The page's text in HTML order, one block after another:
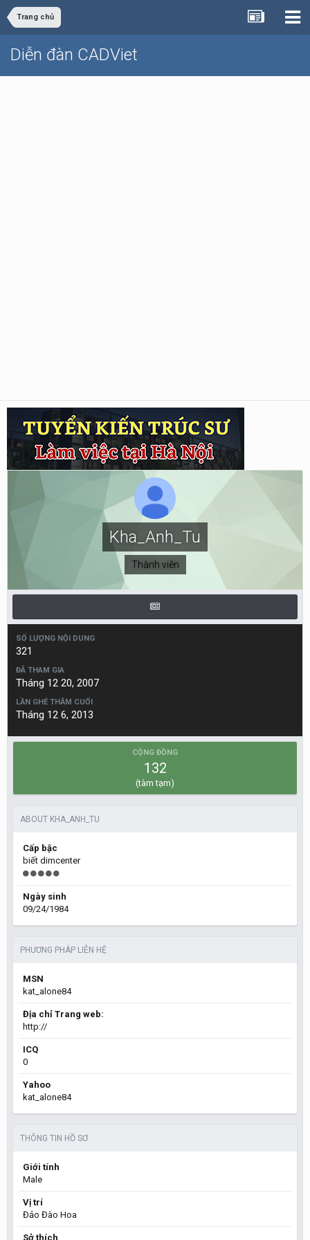
Trang chủ
Diễn đàn CADViet
Kha_Anh_Tu
Thành viên
SỐ LƯỢNG NỘI DUNG
321
ĐÃ THAM GIA
Tháng 12 20, 2007
LẦN GHÉ THĂM CUỐI
Tháng 12 6, 2013
CỘNG ĐỒNG
132
(tàm tạm)
ABOUT KHA_ANH_TU
Cấp bậc
biết dimcenter
Ngày sinh
09/24/1984
PHƯƠNG PHÁP LIÊN HỆ
MSN
kat_alone84
Địa chỉ Trang web:
http://
ICQ
0
Yahoo
kat_alone84
THÔNG TIN HỒ SƠ
Giới tính
Male
Vị trí
Đảo Đào Hoa
Sở thích